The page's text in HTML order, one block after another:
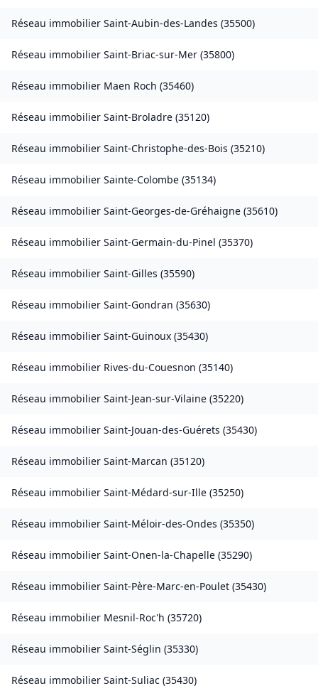
Réseau immobilier Saint-Aubin-des-Landes (35500)
Réseau immobilier Saint-Briac-sur-Mer (35800)
Réseau immobilier Maen Roch (35460)
Réseau immobilier Saint-Broladre (35120)
Réseau immobilier Saint-Christophe-des-Bois (35210)
Réseau immobilier Sainte-Colombe (35134)
Réseau immobilier Saint-Georges-de-Gréhaigne (35610)
Réseau immobilier Saint-Germain-du-Pinel (35370)
Réseau immobilier Saint-Gilles (35590)
Réseau immobilier Saint-Gondran (35630)
Réseau immobilier Saint-Guinoux (35430)
Réseau immobilier Rives-du-Couesnon (35140)
Réseau immobilier Saint-Jean-sur-Vilaine (35220)
Réseau immobilier Saint-Jouan-des-Guérets (35430)
Réseau immobilier Saint-Marcan (35120)
Réseau immobilier Saint-Médard-sur-Ille (35250)
Réseau immobilier Saint-Méloir-des-Ondes (35350)
Réseau immobilier Saint-Onen-la-Chapelle (35290)
Réseau immobilier Saint-Père-Marc-en-Poulet (35430)
Réseau immobilier Mesnil-Roc'h (35720)
Réseau immobilier Saint-Séglin (35330)
Réseau immobilier Saint-Suliac (35430)